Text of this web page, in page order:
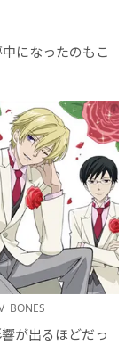
になったのもこ
BONES
が出るほどだっ